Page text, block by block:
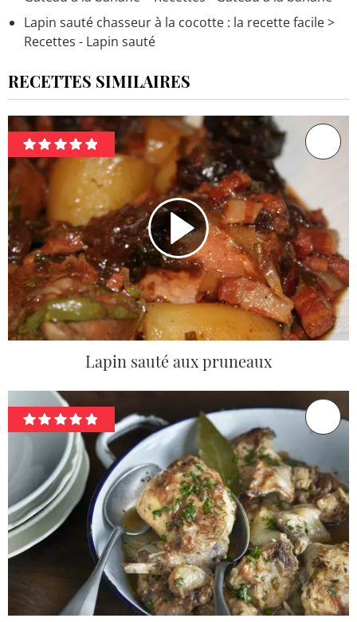
Lapin sauté chasseur à la cocotte : la recette facile>
Recettes - Lapin sauté
RECETTES SIMILAIRES
Lapin sauté aux pruneaux